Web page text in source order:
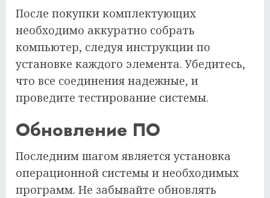
После покупки комплектующих
необходимо аккуратно собрать
компьютер, следуя инструкции по
установке каждого элемента. Убедитесь,
что все соединения надежные, и
проведите тестирование системы.
Обновление ПО
Последним шагом является установка
операционной системы и необходимых
программ. Не забывайте обновлять